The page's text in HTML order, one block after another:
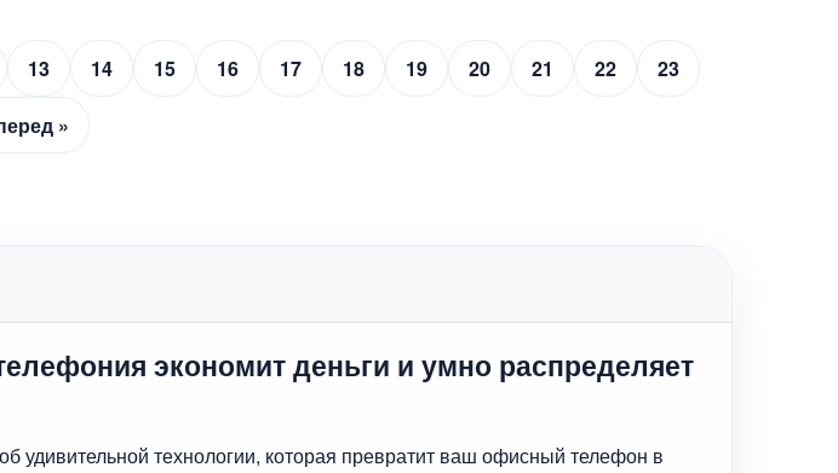
13 14 15 16 17 18 19 20 21 22 23
»
экономит деньги и умно распределяет
удивительной технологии, которая превратит ваш офисный телефон в